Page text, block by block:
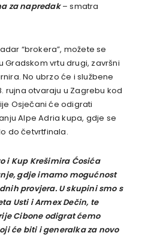
za napredak– smatra
“brokera”, možete se
Gradskom vrtu drugi, završni
No ubrzo će i službene
rujna otvaraju u Zagrebu kod
Osječani će odigrati
Alpe Adria kupa, gdje se
do četvrtfinala.
i Kup Krešimira Ćosića
gdje imamo mogućnost
provjera. U skupini smo s
Usti i Armex Dečin, te
Cibone odigrat ćemo
će biti i generalka za novo